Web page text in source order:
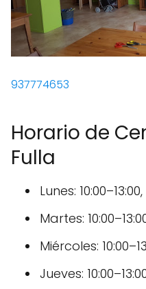
937774653
Horario de
Fulla
Lunes:
Martes:
Miércoles:
Jueves: